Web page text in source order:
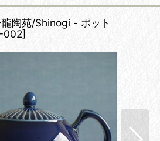
龍陶苑/Shinogi - ポット
002]